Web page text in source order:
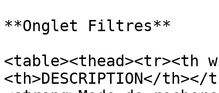
**Onglet Filtres**
<table><thead><tr><th
<th>DESCRIPTION</